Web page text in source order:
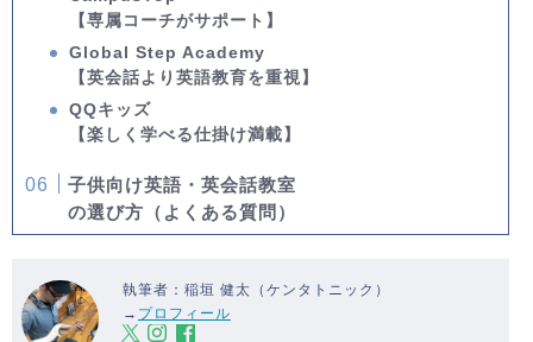
【専属コーチがサポート】
Global Step Academy
【英会話より英語教育を重視】
QQキッズ
【楽しく学べる仕掛け満載】
子供向け英語・英会話教室
の選び方（よくある質問）
執筆者：稲垣 健太（ケンタトニック）
→ プロフィール